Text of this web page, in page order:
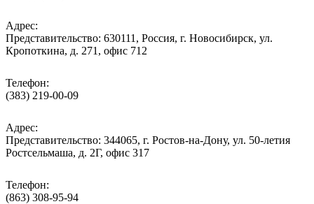
Адрес:
Представительство: 630111, Россия, г. Новосибирск, ул.
Кропоткина, д. 271, офис 712
Телефон:
(383) 219-00-09
Адрес:
Представительство: 344065, г. Ростов-на-Дону, ул. 50-летия
Ростсельмаша, д. 2Г, офис 317
Телефон:
(863) 308-95-94